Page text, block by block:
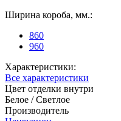
Ширина короба, мм.:
860
960
Характеристики:
Все характеристики
Цвет отделки внутри
Белое / Светлое
Производитель